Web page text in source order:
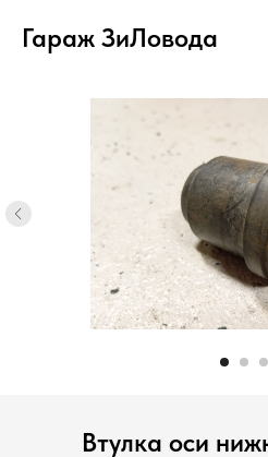
Гараж ЗиЛовода
Втулка оси